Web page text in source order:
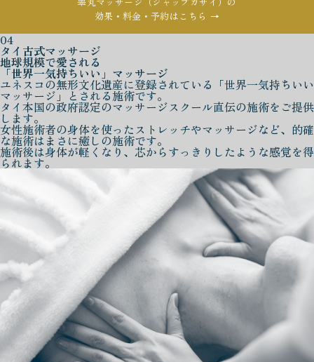
効果・料金・予約はこちら →
04
タイ古式マッサージ
地球規模で愛される
「世界一気持ちいい」マッサージ
ユネスコの無形文化遺産に登録されている「世界一気持ちいい
マッサージ」とされる施術です。
タイ本国の政府認定のマッサージスクール直伝の施術をご提供
します。
女性施術者の身体を使ったストレッチやマッサージなど、的確
な施術はまさに癒しの施術です。
施術後は身体が軽くなり、芯からすっきりしたような感覚を得
られます。